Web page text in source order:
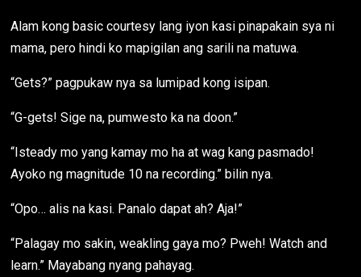
Alam kong basic courtesy lang iyon kasi pinapakain sya ni
mama, pero hindi ko mapigilan ang sarili na matuwa.
“Gets?” pagpukaw nya sa lumipad kong isipan.
“G-gets! Sige na, pumwesto ka na doon.”
“Isteady mo yang kamay mo ha at wag kang pasmado!
Ayoko ng magnitude 10 na recording.” bilin nya.
“Opo… alis na kasi. Panalo dapat ah? Aja!”
“Palagay mo sakin, weakling gaya mo? Pweh! Watch and
learn.” Mayabang nyang pahayag.